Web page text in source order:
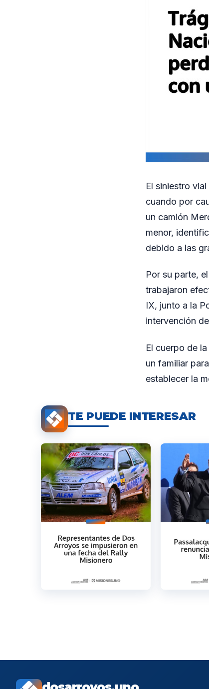
El siniestro
cuando por
un camión
menor,
debido a las
Por su parte,
trabajaron
IX, junto a la
intervención
El cuerpo de
un familiar
establecer la
TE PUEDE INTERESAR